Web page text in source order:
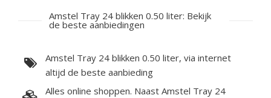
Amstel Tray 24 blikken 0.50 liter: Bekijk
de beste aanbiedingen
Amstel Tray 24 blikken 0.50 liter, via internet
altijd de beste aanbieding
Alles online shoppen. Naast Amstel Tray 24